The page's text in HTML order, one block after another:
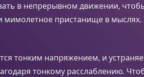
в непрерывном движении,
мимолетное пристанище в
тонким напряжением, и
тонкому расслаблению.